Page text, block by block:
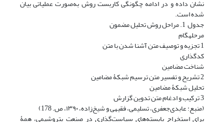
نشان داده و در ادامه چگونگی کاربست روش به‌صورت عملیاتی بیان
شده است.
جدول 1. مراحل روش تحلیل مضمون
مرحلهگام
1 تجزیه و توصیف متن آشنا شدن با متن
کدگذاری
شناخت مضامین
2 تشریح و تفسیر متن ترسیم شبکۀ مضامین
تحلیل شبکۀ مضامین
3 ترکیب و ادغام متن تدوین گزارش
(منبع: ‏عابدی‌جعفری، تسلیمی، فقیهی و شیخ‌زاده، ۱۳۹۰، ص. 178)
برای استخراج بایسته‌های سیاست‌گذاری در صنعت پتروشیمی، همۀ